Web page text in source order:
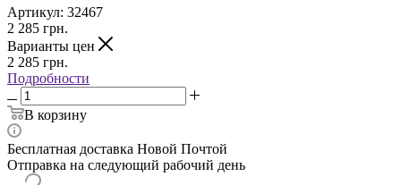
Артикул: 32467
2 285 грн.
Варианты цен
2 285 грн.
Подробности
В корзину
Бесплатная доставка Новой Почтой
Отправка на следующий рабочий день